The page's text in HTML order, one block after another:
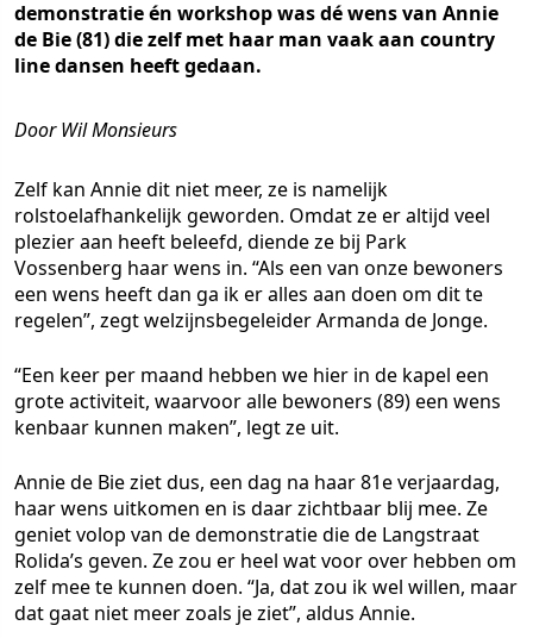
demonstratie én workshop was dé wens van Annie
de Bie (81) die zelf met haar man vaak aan country
line dansen heeft gedaan.
Door Wil Monsieurs
Zelf kan Annie dit niet meer, ze is namelijk
rolstoelafhankelijk geworden. Omdat ze er altijd veel
plezier aan heeft beleefd, diende ze bij Park
Vossenberg haar wens in. “Als een van onze bewoners
een wens heeft dan ga ik er alles aan doen om dit te
regelen”, zegt welzijnsbegeleider Armanda de Jonge.
“Een keer per maand hebben we hier in de kapel een
grote activiteit, waarvoor alle bewoners (89) een wens
kenbaar kunnen maken”, legt ze uit.
Annie de Bie ziet dus, een dag na haar 81e verjaardag,
haar wens uitkomen en is daar zichtbaar blij mee. Ze
geniet volop van de demonstratie die de Langstraat
Rolida’s geven. Ze zou er heel wat voor over hebben om
zelf mee te kunnen doen. “Ja, dat zou ik wel willen, maar
dat gaat niet meer zoals je ziet”, aldus Annie.